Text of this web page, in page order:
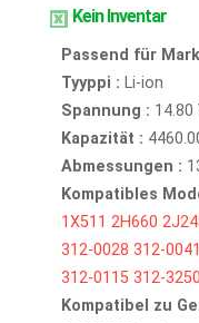
Kein Inventar
Passend für
Tyyppi : Li-ion
Spannung : 14.80
Kapazität :
Abmessungen :
Kompatibles
1X511 2H660
312-0028 312-0041
312-0115 312-3250
Kompatibel zu